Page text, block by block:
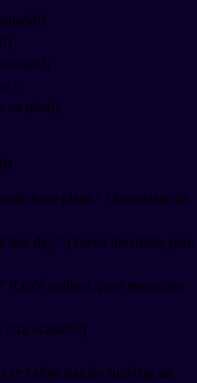
un plan!)
have plans." (Agradezco la
that day." (Suena divertido, pero
pudiera, pero tengo que
otra ocasión?)
se valora mucho suavizar un